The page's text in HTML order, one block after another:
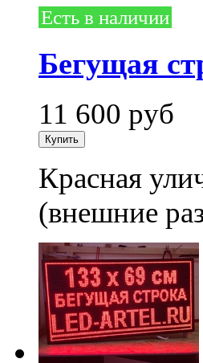
Есть в наличии
Бегущая
11 600 руб
Красная
(внешние